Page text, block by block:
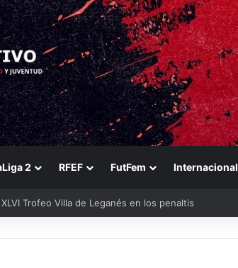
2 RFEF FutFem Internacional
Trofeo Villa de Leganés en los penaltis